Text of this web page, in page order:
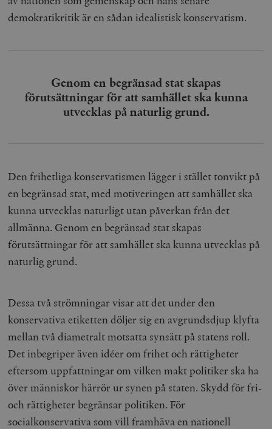
demokratikritik är en sådan idealistisk konservatism.
Genom en begränsad stat skapas
förutsättningar för att samhället ska kunna
utvecklas på naturlig grund.
Den frihetliga konservatismen lägger i stället tonvikt på
en begränsad stat, med motiveringen att samhället ska
kunna utvecklas naturligt utan påverkan från det
allmänna. Genom en begränsad stat skapas
förutsättningar för att samhället ska kunna utvecklas på
naturlig grund.
Dessa två strömningar visar att det under den
konservativa etiketten döljer sig en avgrundsdjup klyfta
mellan två diametralt motsatta synsätt på statens roll.
Det inbegriper även idéer om frihet och rättigheter
eftersom uppfattningar om vilken makt politiker ska ha
över människor härrör ur synen på staten. Skydd för fri-
och rättigheter begränsar politiken. För
socialkonservativa som vill framhäva en nationell